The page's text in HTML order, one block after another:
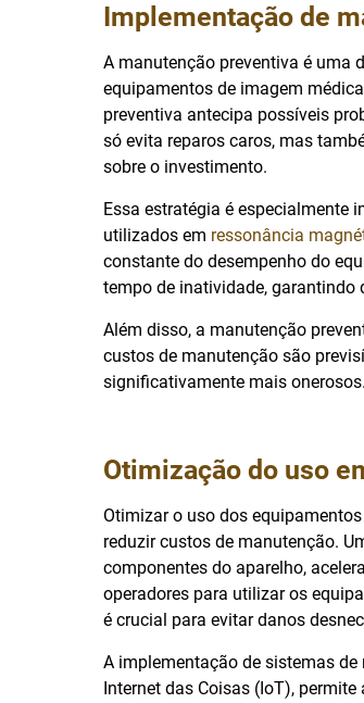
Implementação de
A manutenção preventiva é uma
equipamentos de imagem
preventiva antecipa possíveis
só evita reparos caros, mas
sobre o investimento.
Essa estratégia é especialmente
utilizados em ressonância
constante do desempenho do
tempo de inatividade, garantindo
Além disso, a manutenção
custos de manutenção são
significativamente mais onerosos.
Otimização do uso
Otimizar o uso dos
reduzir custos de manutenção.
componentes do aparelho,
operadores para utilizar os
é crucial para evitar danos
A implementação de sistemas
Internet das Coisas (IoT),